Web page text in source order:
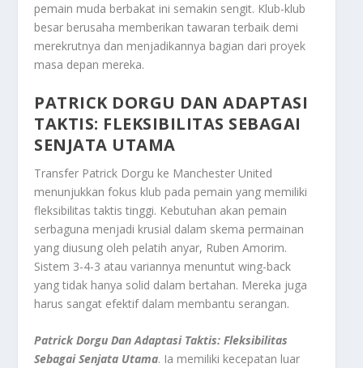
pemain muda berbakat ini semakin sengit. Klub-klub
besar berusaha memberikan tawaran terbaik demi
merekrutnya dan menjadikannya bagian dari proyek
masa depan mereka.
PATRICK DORGU DAN ADAPTASI
TAKTIS: FLEKSIBILITAS SEBAGAI
SENJATA UTAMA
Transfer Patrick Dorgu ke Manchester United
menunjukkan fokus klub pada pemain yang memiliki
fleksibilitas taktis tinggi. Kebutuhan akan pemain
serbaguna menjadi krusial dalam skema permainan
yang diusung oleh pelatih anyar, Ruben Amorim.
Sistem 3-4-3 atau variannya menuntutwing-back
yang tidak hanya solid dalam bertahan. Mereka juga
harus sangat efektif dalam membantu serangan.
Patrick Dorgu Dan Adaptasi Taktis: Fleksibilitas
Sebagai Senjata Utama. Ia memiliki kecepatan luar